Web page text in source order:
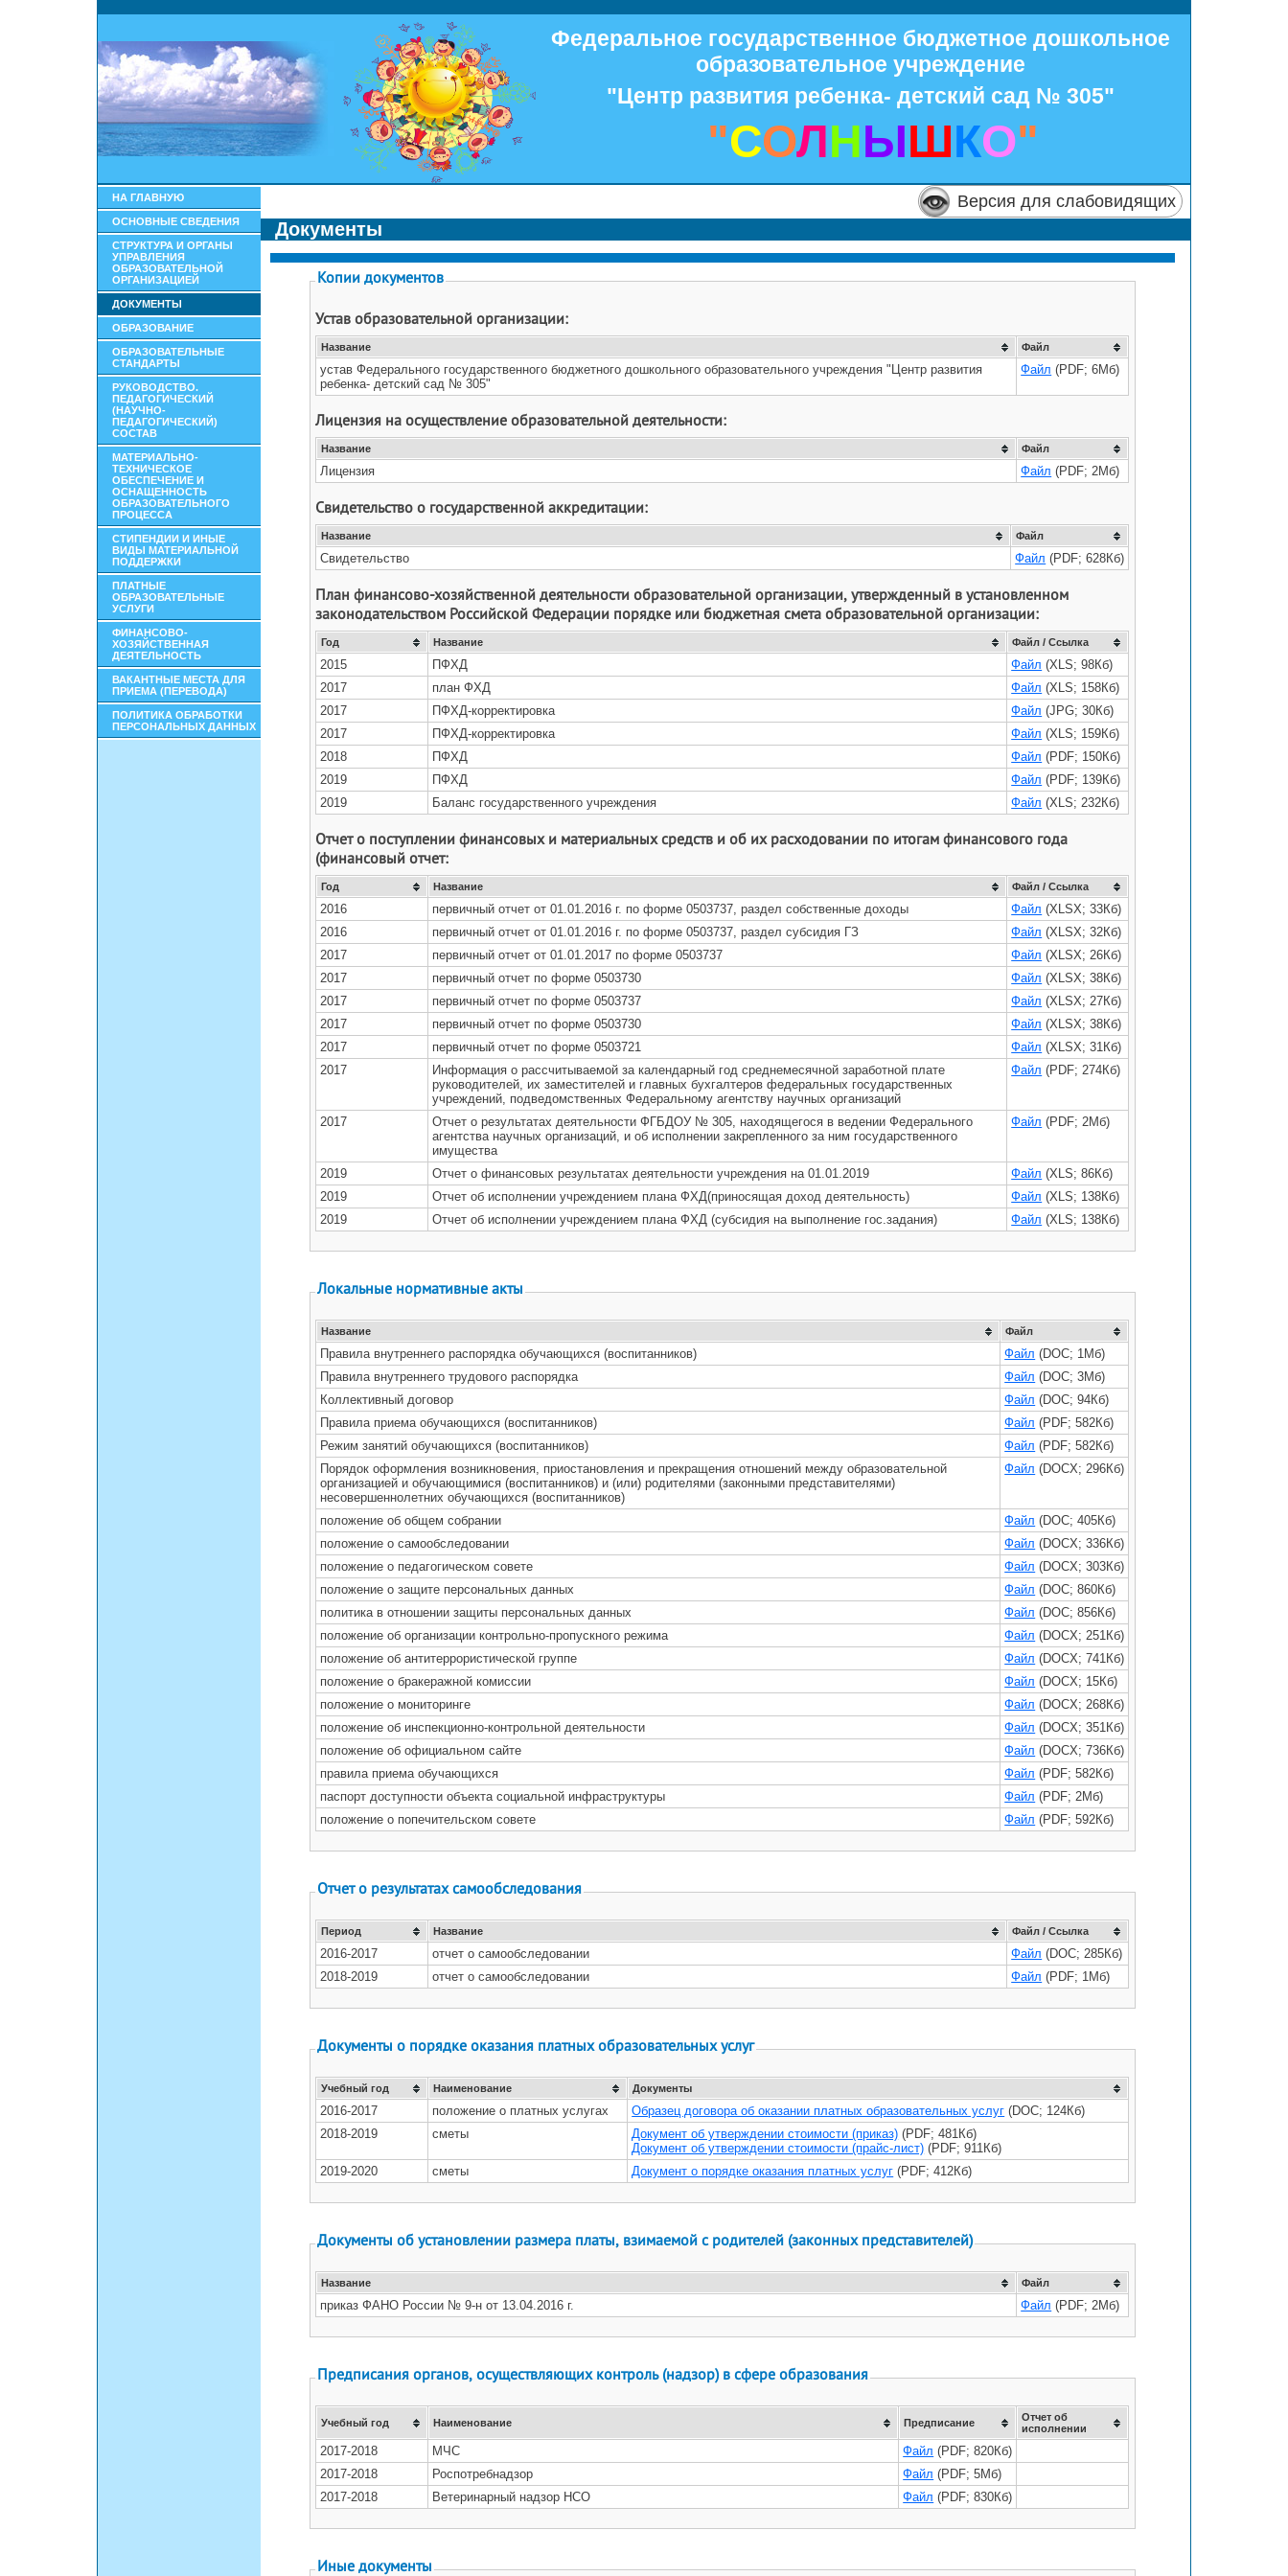
Федеральное государственное бюджетное дошкольное
образовательное учреждение
"Центр развития ребенка- детский сад № 305"
"СОЛНЫШКО"
НА ГЛАВНУЮ
ОСНОВНЫЕ СВЕДЕНИЯ
СТРУКТУРА И ОРГАНЫ
УПРАВЛЕНИЯ
ОБРАЗОВАТЕЛЬНОЙ
ОРГАНИЗАЦИЕЙ
ДОКУМЕНТЫ
ОБРАЗОВАНИЕ
ОБРАЗОВАТЕЛЬНЫЕ
СТАНДАРТЫ
РУКОВОДСТВО.
ПЕДАГОГИЧЕСКИЙ
(НАУЧНО-
ПЕДАГОГИЧЕСКИЙ)
СОСТАВ
МАТЕРИАЛЬНО-
ТЕХНИЧЕСКОЕ
ОБЕСПЕЧЕНИЕ И
ОСНАЩЕННОСТЬ
ОБРАЗОВАТЕЛЬНОГО
ПРОЦЕССА
СТИПЕНДИИ И ИНЫЕ
ВИДЫ МАТЕРИАЛЬНОЙ
ПОДДЕРЖКИ
ПЛАТНЫЕ
ОБРАЗОВАТЕЛЬНЫЕ
УСЛУГИ
ФИНАНСОВО-
ХОЗЯЙСТВЕННАЯ
ДЕЯТЕЛЬНОСТЬ
ВАКАНТНЫЕ МЕСТА ДЛЯ
ПРИЕМА (ПЕРЕВОДА)
ПОЛИТИКА ОБРАБОТКИ
ПЕРСОНАЛЬНЫХ ДАННЫХ
Версия для слабовидящих
Документы